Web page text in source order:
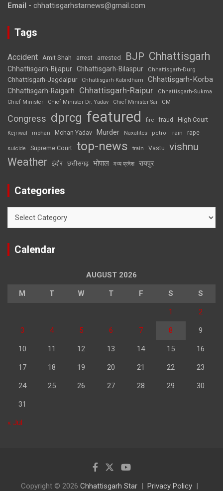
Email - chhattisgarhstarnews@gmail.com
Tags
Accident Amit Shah arrest arrested BJP Chhattisgarh
Chhattisgarh-Bijapur Chhattisgarh-Bilaspur Chhattisgarh-Durg
Chhattisgarh-Jagdalpur Chhattisgarh-Kabirdham Chhattisgarh-Korba
Chhattisgarh-Raigarh Chhattisgarh-Raipur
Chhattisgarh-Sukma
Chief Minister
Chief Minister Dr. Yadav Chief Minister Sai CM
Congress dprcg featured fire fraud High Court
Kejriwal mohan Mohan Yadav Murder Naxalites petrol rain rape
suicide Supreme Court top-news train Vastu vishnu
Weather इंदौर छत्तीसगढ़ भोपाल मध्य प्रदेश रायपुर
Categories
Calendar
AUGUST 2026
M T W T F S S
1 2
3 4 5 6 7 8 9
10 11 12 13 14 15 16
17 18 19 20 21 22 23
24 25 26 27 28 29 30
31
« Jul
Copyright © 2026 Chhattisgarh Star Privacy Policy